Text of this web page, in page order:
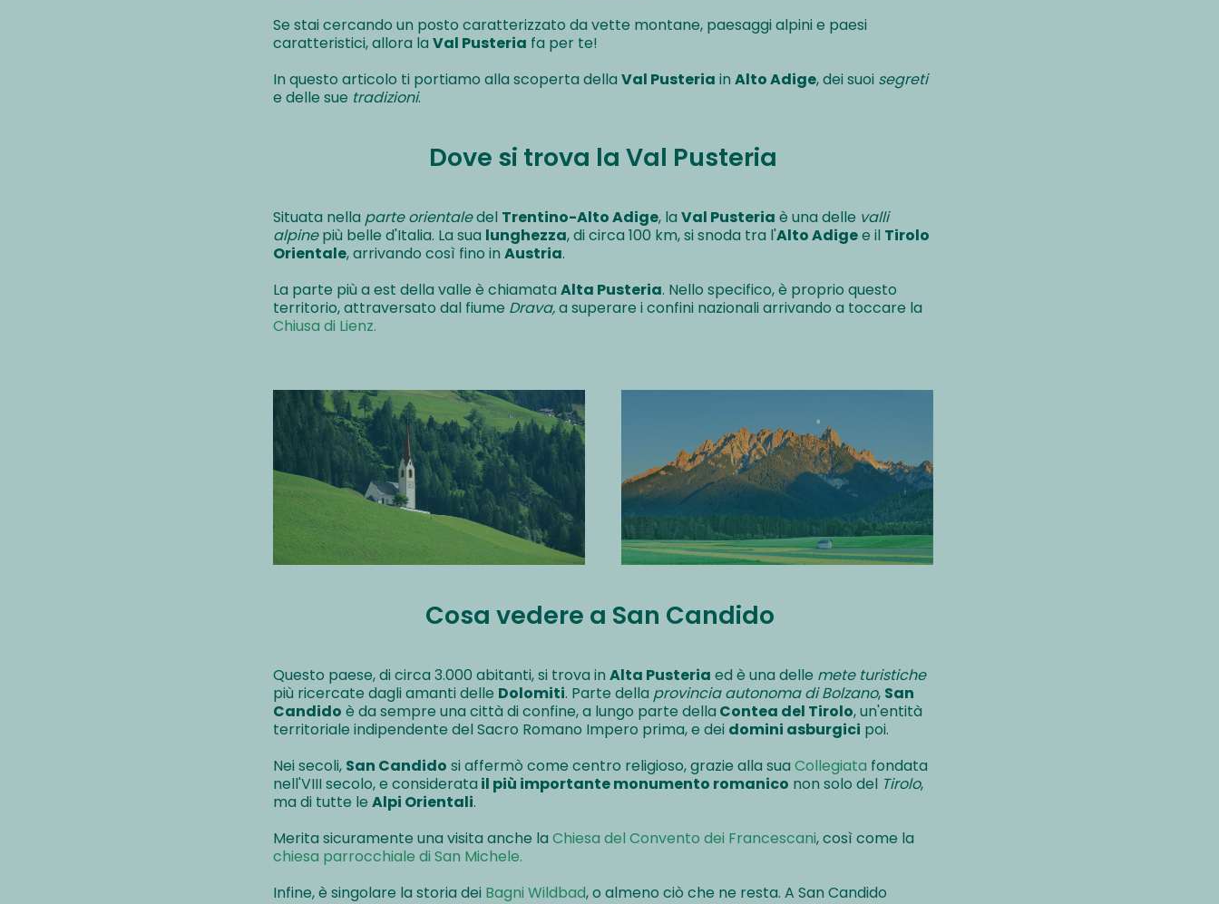
Se stai cercando un posto caratterizzato da vette montane, paesaggi alpini e paesi
caratteristici, allora la Val Pusteria fa per te!
In questo articolo ti portiamo alla scoperta della Val Pusteria in Alto Adige, dei suoi segreti
e delle sue tradizioni.
Dove si trova la Val Pusteria
Situata nella parte orientaledel Trentino-Alto Adige, la Val Pusteria è una delle valli
alpinepiù belle d'Italia. La sua lunghezza, di circa 100 km, si snoda tra l'Alto Adigee il Tirolo
Orientale, arrivando così fino in Austria.
La parte più a est della valle è chiamata Alta Pusteria. Nello specifico, è proprio questo
territorio, attraversato dal fiume Drava,a superare i confini nazionali arrivando a toccare la
Chiusa di Lienz.
Cosa vedere a San Candido
Questo paese, di circa 3.000 abitanti, si trova in Alta Pusteria ed è una delle mete turistiche
più ricercate dagli amanti delle Dolomiti. Parte della provincia autonoma di Bolzano, San
Candido è da sempre una città di confine, a lungo parte della Contea del Tirolo, un'entità
territoriale indipendente del Sacro Romano Impero prima, e dei domini asburgici poi.
Nei secoli, San Candido si affermò come centro religioso, grazie alla sua Collegiata fondata
nell'VIII secolo, e considerata il più importante monumento romanico non solo del Tirolo,
ma di tutte le Alpi Orientali.
Merita sicuramente una visita anche la Chiesa del Convento dei Francescani, così come la
chiesa parrocchiale di San Michele.
Infine, è singolare la storia dei Bagni Wildbad, o almeno ciò che ne resta. A San Candido